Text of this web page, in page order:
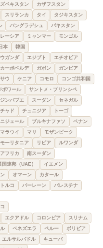
ベキスタン
カザフスタン
スリランカ タイ
タジキスタン
バングラデシュ
パキスタン
ーシア ミャンマー
モンゴル
本 韓国
ウガンダ エジプト
エチオピア
カーボベルデ ガボン
ガンビア
ウ ケニア コモロ
コンゴ共和国
ボワール
サントメ・プリンシペ
ジンバブエ スーダン
セネガル
チャド チュニジア
トーゴ
ニジェール ブルキナファソ
ベナン
マラウイ マリ
モザンビーク
モーリタニア リビア
ルワンダ
フリカ 南スーダン
国連邦（UAE）
イエメン
オマーン
カタール
トルコ バーレーン
パレスチナ
エクアドル コロンビア
スリナム
ベネズエラ ペルー ボリビア
エルサルバドル
キューバ